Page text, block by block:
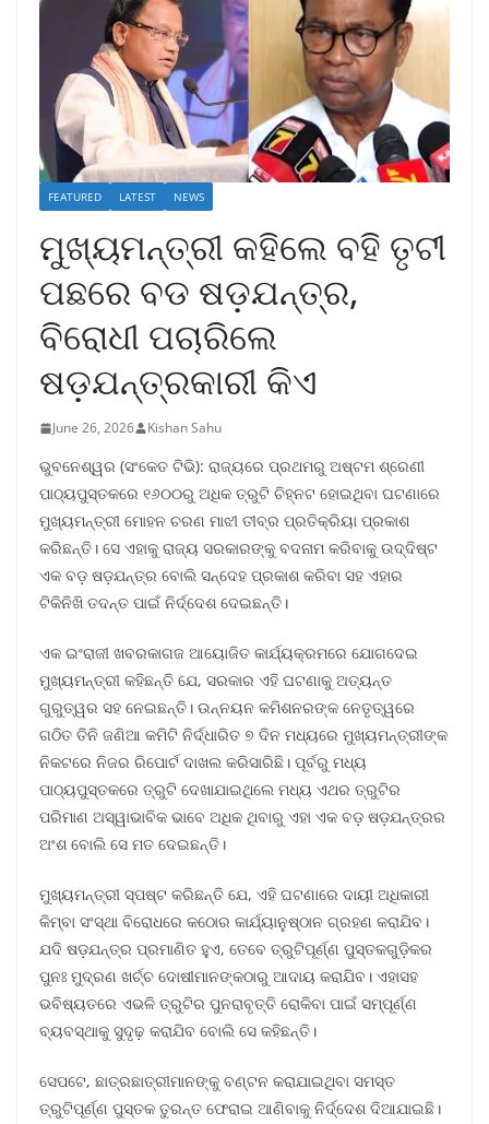
FEATURED LATEST NEWS
ମୁଖ୍ୟମନ୍ତ୍ରୀ କହିଲେ ବହି ତୃଟୀ
ପଛରେ ବଡ ଷଡ଼ଯନ୍ତ୍ର,
ବିରୋଧୀ ପଚାରିଲେ
ଷଡ଼ଯନ୍ତ୍ରକାରୀ କିଏ
June 26, 2026 Kishan Sahu
ଭୁବନେଶ୍ୱର (ସଂକେତ ଟିଭି): ରାଜ୍ୟରେ ପ୍ରଥମରୁ ଅଷ୍ଟମ ଶ୍ରେଣୀ
ପାଠ୍ୟପୁସ୍ତକରେ ୧୬୦୦ରୁ ଅଧିକ ତ୍ରୁଟି ଚିହ୍ନଟ ହୋଇଥିବା ଘଟଣାରେ
ମୁଖ୍ୟମନ୍ତ୍ରୀ ମୋହନ ଚରଣ ମାଝୀ ତୀବ୍ର ପ୍ରତିକ୍ରିୟା ପ୍ରକାଶ
କରିଛନ୍ତି। ସେ ଏହାକୁ ରାଜ୍ୟ ସରକାରଙ୍କୁ ବଦନାମ କରିବାକୁ ଉଦ୍ଦିଷ୍ଟ
ଏକ ବଡ଼ ଷଡ଼ଯନ୍ତ୍ର ବୋଲି ସନ୍ଦେହ ପ୍ରକାଶ କରିବା ସହ ଏହାର
ଟିକିନିଖି ତଦନ୍ତ ପାଇଁ ନିର୍ଦ୍ଦେଶ ଦେଇଛନ୍ତି।
ଏକ ଇଂରାଜୀ ଖବରକାଗଜ ଆୟୋଜିତ କାର୍ଯ୍ୟକ୍ରମରେ ଯୋଗଦେଇ
ମୁଖ୍ୟମନ୍ତ୍ରୀ କହିଛନ୍ତି ଯେ, ସରକାର ଏହି ଘଟଣାକୁ ଅତ୍ୟନ୍ତ
ଗୁରୁତ୍ୱର ସହ ନେଇଛନ୍ତି। ଉନ୍ନୟନ କମିଶନରଙ୍କ ନେତୃତ୍ୱରେ
ଗଠିତ ତିନି ଜଣିଆ କମିଟି ନିର୍ଦ୍ଧାରିତ ୭ ଦିନ ମଧ୍ୟରେ ମୁଖ୍ୟମନ୍ତ୍ରୀଙ୍କ
ନିକଟରେ ନିଜର ରିପୋର୍ଟ ଦାଖଲ କରିସାରିଛି। ପୂର୍ବରୁ ମଧ୍ୟ
ପାଠ୍ୟପୁସ୍ତକରେ ତ୍ରୁଟି ଦେଖାଯାଇଥିଲେ ମଧ୍ୟ ଏଥର ତ୍ରୁଟିର
ପରିମାଣ ଅସ୍ୱାଭାବିକ ଭାବେ ଅଧିକ ଥିବାରୁ ଏହା ଏକ ବଡ଼ ଷଡ଼ଯନ୍ତ୍ରର
ଅଂଶ ବୋଲି ସେ ମତ ଦେଇଛନ୍ତି।
ମୁଖ୍ୟମନ୍ତ୍ରୀ ସ୍ପଷ୍ଟ କରିଛନ୍ତି ଯେ, ଏହି ଘଟଣାରେ ଦାୟୀ ଅଧିକାରୀ
କିମ୍ବା ସଂସ୍ଥା ବିରୋଧରେ କଠୋର କାର୍ଯ୍ୟାନୁଷ୍ଠାନ ଗ୍ରହଣ କରାଯିବ।
ଯଦି ଷଡ଼ଯନ୍ତ୍ର ପ୍ରମାଣିତ ହୁଏ, ତେବେ ତ୍ରୁଟିପୂର୍ଣ୍ଣ ପୁସ୍ତକଗୁଡ଼ିକର
ପୁନଃ ମୁଦ୍ରଣ ଖର୍ଚ୍ଚ ଦୋଷୀମାନଙ୍କଠାରୁ ଆଦାୟ କରାଯିବ। ଏହାସହ
ଭବିଷ୍ୟତରେ ଏଭଳି ତ୍ରୁଟିର ପୁନରାବୃତ୍ତି ରୋକିବା ପାଇଁ ସମ୍ପୂର୍ଣ୍ଣ
ବ୍ୟବସ୍ଥାକୁ ସୁଦୃଢ଼ କରାଯିବ ବୋଲି ସେ କହିଛନ୍ତି।
ସେପଟେ, ଛାତ୍ରଛାତ୍ରୀମାନଙ୍କୁ ବଣ୍ଟନ କରାଯାଇଥିବା ସମସ୍ତ
ତ୍ରୁଟିପୂର୍ଣ୍ଣ ପୁସ୍ତକ ତୁରନ୍ତ ଫେରାଇ ଆଣିବାକୁ ନିର୍ଦ୍ଦେଶ ଦିଆଯାଇଛି।